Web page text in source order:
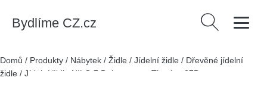
Bydlíme CZ.cz Vyhledávání
Domů / Produkty / Nábytek / Židle / Jídelní židle / Dřevěné jídelní
židle / Jídelní židle NILO 7 Dub sonoma Tkanina 27B